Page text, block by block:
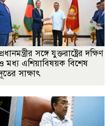
সঙ্গে যুক্তরাষ্ট্রের দক্ষিণ
মধ্য এশিয়াবিষয়ক বিশেষ
সাক্ষাৎ